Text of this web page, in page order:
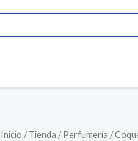
Inicio /Tienda /Perfumería /
Coqueterías